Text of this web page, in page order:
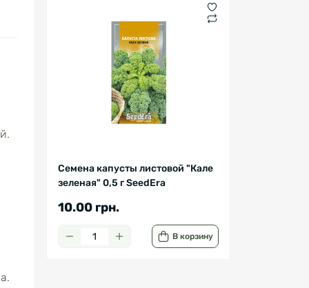
Семена капусты листовой "Кале
зеленая" 0,5 г SeedEra
10.00 грн.
В корзину